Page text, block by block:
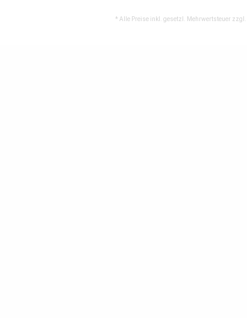
* Alle Preise inkl. gesetzl. Mehrwertsteuer zzgl.